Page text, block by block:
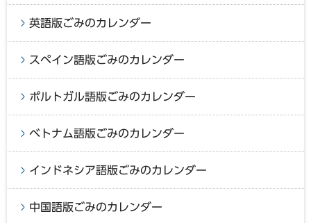
英語版ごみのカレンダー
スペイン語版ごみのカレンダー
ポルトガル語版ごみのカレンダー
ベトナム語版ごみのカレンダー
インドネシア語版ごみのカレンダー
中国語版ごみのカレンダー